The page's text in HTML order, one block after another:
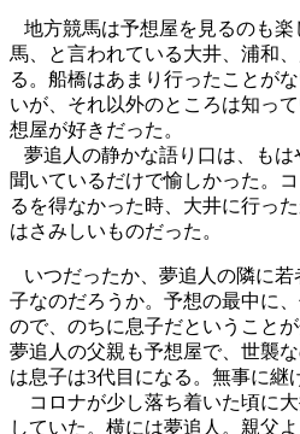
地方競馬は予想屋を見るのも楽
馬、と言われている大井、浦和
る。船橋はあまり行ったことが
いが、それ以外のところは知っ
想屋が好きだった。
夢追人の静かな語り口は、もは
聞いているだけで愉しかった。
るを得なかった時、大井に行っ
はさみしいものだった。
いつだったか、夢追人の隣に
子なのだろうか。予想の最中に
ので、のちに息子だということ
夢追人の父親も予想屋で、世襲
は息子は3代目になる。無事に継
コロナが少し落ち着いた頃に
していた。横には夢追人。親父